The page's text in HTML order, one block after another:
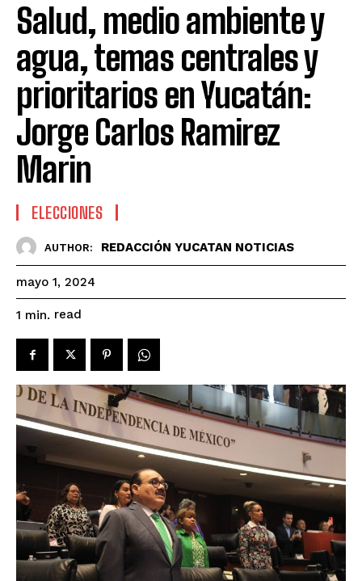
Salud, medio ambiente y
agua, temas centrales y
prioritarios en Yucatán:
Jorge Carlos Ramirez
Marin
ELECCIONES
AUTHOR: REDACCIÓN YUCATAN NOTICIAS
mayo 1, 2024
1 min. read